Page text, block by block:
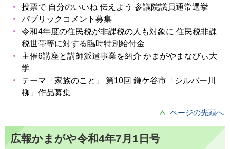
投票で 自分のいいね 伝えよう 参議院議員通常選挙
パブリックコメント募集
令和4年度の住民税が非課税の人も対象に 住民税非課
税世帯等に対する臨時特別給付金
主催6講座と講師派遣事業を紹介 かまがやまなびぃ大
学
テーマ「家族のこと」 第10回 鎌ケ谷市「シルバー川
柳」作品募集
ページの先頭へ
広報かまがや令和4年7月1日号